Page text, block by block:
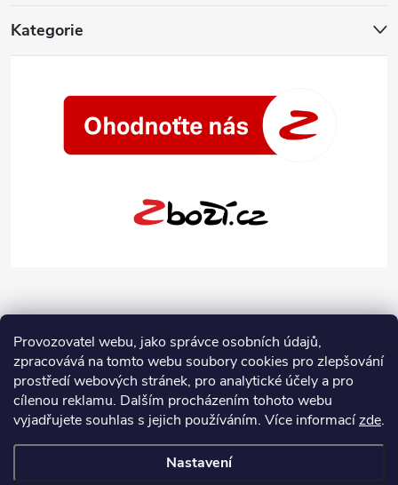
Provozovatel webu, jako správce osobních údajů,
zpracovává na tomto webu soubory cookies pro zlepšování
prostředí webových stránek, pro analytické účely a pro
cílenou reklamu. Dalším procházením tohoto webu
vyjadřujete souhlas s jejich používáním. Více informacízde.
Nastavení
Kategorie